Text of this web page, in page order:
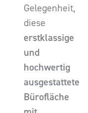
Gelegenheit,
diese
erstklassige
und
hochwertig
ausgestattete
Bürofläche